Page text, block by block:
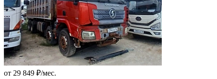
от 29 849 ₽/мес.